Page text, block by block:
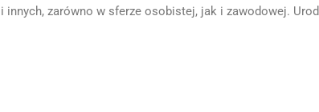
innych, zarówno w sferze osobistej, jak i zawodowej.